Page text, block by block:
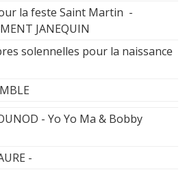
la feste Saint Martin -
JANEQUIN
solennelles pour la naissance
- Yo Yo Ma & Bobby
-